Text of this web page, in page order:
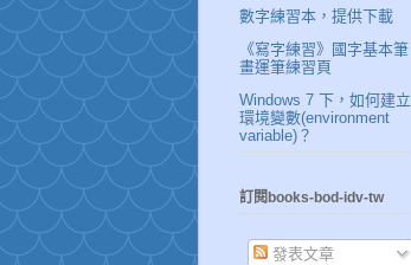
數字練習本，提供下載
《寫字練習》國字基本筆
畫運筆練習頁
Windows 7 下，如何建立
環境變數(environment
variable)？
訂閱books-bod-idv-tw
發表文章